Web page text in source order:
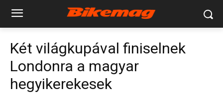
Két világkupával finiselnek
Londonra a magyar
hegyikerekesek